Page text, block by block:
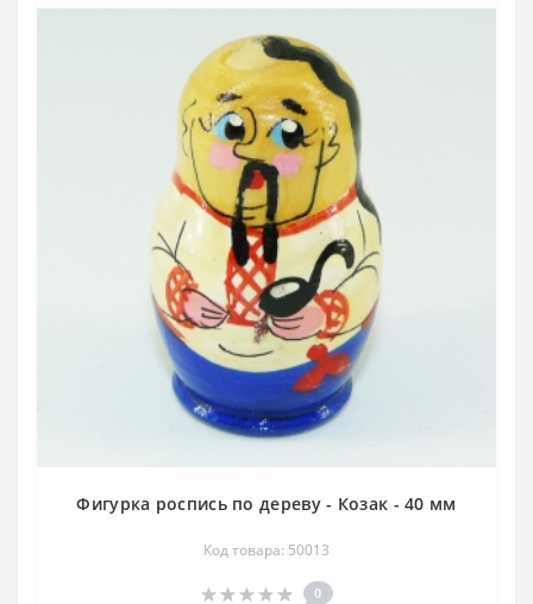
Фигурка роспись по дереву - Козак - 40 мм
Код товара: 50013
0